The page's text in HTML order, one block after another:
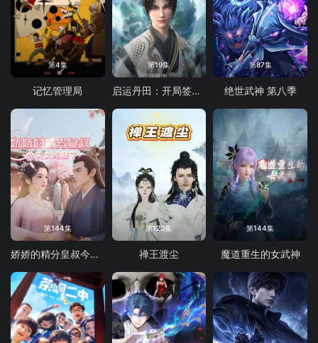
第4集
记忆管理局
第19集
启运丹田：开局签到至尊丹田
第87集
绝世武神 第八季
第144集
娇娇的精分皇叔今天又吃醋了
第123集
禅王渡尘
第144集
魔道重生的女武神